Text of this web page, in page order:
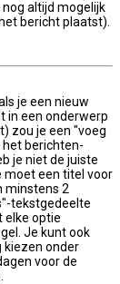
altijd mogelijk
bericht plaatst).
je een nieuw
in een onderwerp
zou je een "voeg
berichten-
je niet de juiste
moet een titel voor
minstens 2
tekstgedeelte
elke optie
Je kunt ook
kiezen onder
voor de